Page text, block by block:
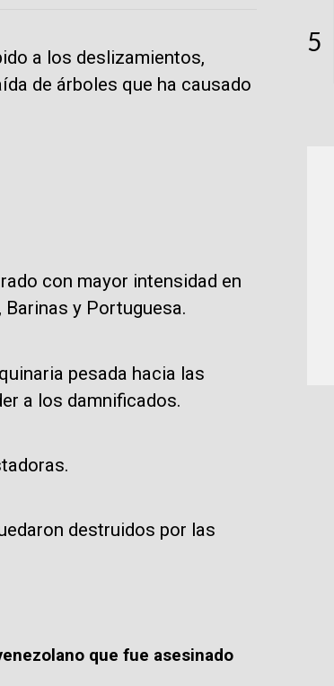
a los deslizamientos,
de árboles que ha causado
con mayor intensidad en
y Portuguesa.
pesada hacia las
a los damnificados.
destruidos por las
que fue asesinado
5